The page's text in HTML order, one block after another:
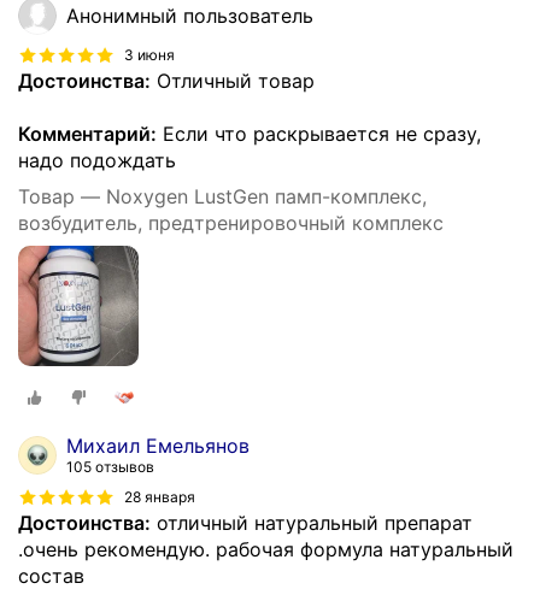
Анонимный пользователь
3 июня
Достоинства: Отличный товар
Комментарий: Если что раскрывается не сразу,
надо подождать
Товар — Noxygen LustGen памп-комплекс,
возбудитель, предтренировочный комплекс
Михаил Емельянов
105 отзывов
28 января
Достоинства: отличный натуральный препарат
.очень рекомендую. рабочая формула натуральный
состав